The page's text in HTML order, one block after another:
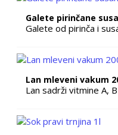
Galete pirinčane
Galete od pirinča i
Lan mleveni vakum
Lan sadrži vitmine A,